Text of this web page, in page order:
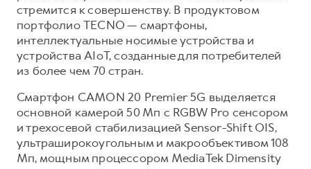
стремится к совершенству. В продуктовом
портфолио TECNO — смартфоны,
интеллектуальные носимые устройства и
устройства AIoT, созданные для потребителей
из более чем 70 стран.
Смартфон CAMON 20 Premier 5G выделяется
основной камерой 50 Мп с RGBW Pro сенсором
и трехосевой стабилизацией Sensor-Shift OIS,
ультраширокоугольным и макрообъективом 108
Мп, мощным процессором MediaTek Dimensity